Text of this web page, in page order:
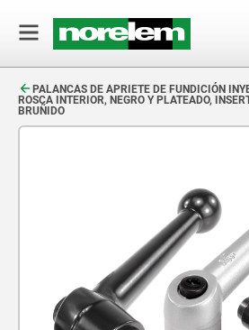
PALANCAS DE APRIETE DE FUNDICIÓN
ROSCA INTERIOR, NEGRO Y PLATEADO,
BRUÑIDO